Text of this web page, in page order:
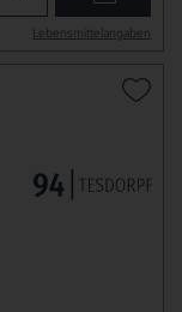
Lebensmittel­angaben